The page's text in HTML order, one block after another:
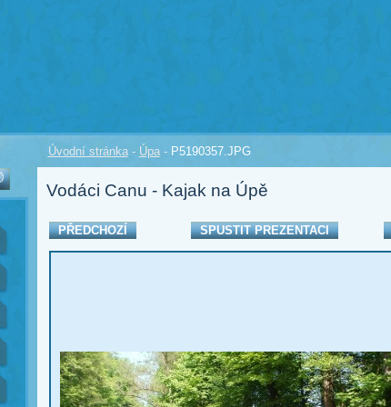
Úvodní stránka - Úpa - P5190357.JPG
Vodáci Canu - Kajak na Úpě
PŘEDCHOZÍ SPUSTIT PREZENTACI